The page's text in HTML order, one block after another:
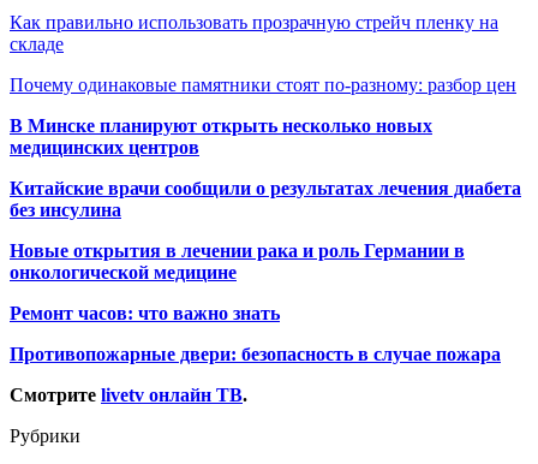
Как правильно использовать прозрачную стрейч пленку на
складе
Почему одинаковые памятники стоят по-разному: разбор цен
В Минске планируют открыть несколько новых
медицинских центров
Китайские врачи сообщили о результатах лечения диабета
без инсулина
Новые открытия в лечении рака и роль Германии в
онкологической медицине
Ремонт часов: что важно знать
Противопожарные двери: безопасность в случае пожара
Смотрите livetv онлайн ТВ.
Рубрики